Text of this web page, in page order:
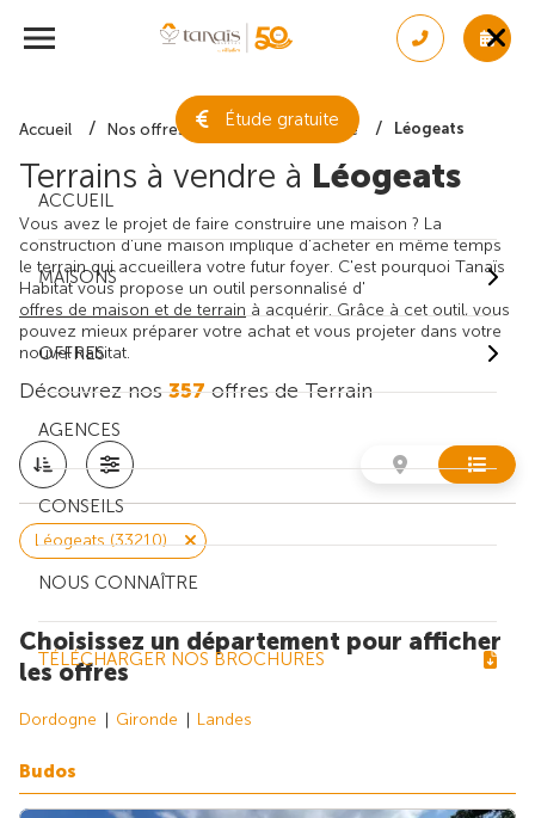
Étude gratuite
ACCUEIL
MAISONS
OFFRES
AGENCES
CONSEILS
NOUS CONNAÎTRE
TÉLÉCHARGER NOS BROCHURES
Accueil Nos offres de terrain Gironde Léogeats
Terrains à vendre à Léogeats
Vous avez le projet de faire construire une maison ? La
construction d'une maison implique d'acheter en même temps
le terrain qui accueillera votre futur foyer. C'est pourquoi Tanaïs
Habitat vous propose un outil personnalisé d'
offres de maison et de terrain à acquérir. Grâce à cet outil, vous
pouvez mieux préparer votre achat et vous projeter dans votre
nouvel habitat.
Découvrez nos357offres de Terrain
Léogeats (33210)
Choisissez un département pour afficher
les offres
Dordogne Gironde Landes
Budos